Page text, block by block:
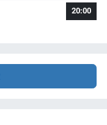
20:00